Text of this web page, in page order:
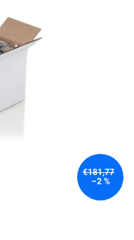
€181,77
–2 %